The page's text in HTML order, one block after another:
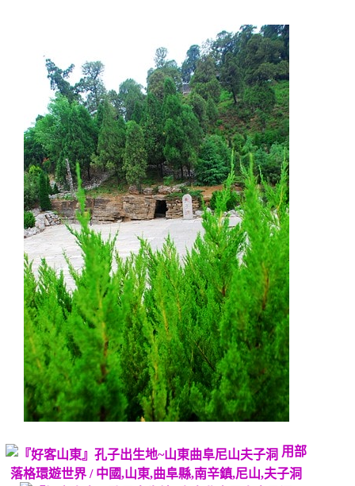
用部
落格環遊世界 / 中國,山東,曲阜縣,南辛鎮,尼山,夫子洞